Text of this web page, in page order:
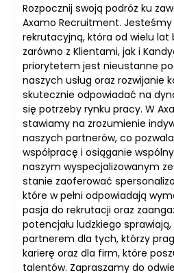
Rozpocznij swoją podróż ku
Axamo Recruitment.
rekrutacyjną, która od wielu lat
zarówno z Klientami, jak i
priorytetem jest nieustanne
naszych usług oraz rozwijanie
skutecznie odpowiadać na
się potrzeby rynku pracy. W
stawiamy na zrozumienie
naszych partnerów, co
współpracę i osiąganie
naszym wyspecjalizowanym
stanie zaoferować
które w pełni odpowiadają
pasja do rekrutacji oraz
potencjału ludzkiego
partnerem dla tych, którzy
karierę oraz dla firm, które
talentów. Zapraszamy do